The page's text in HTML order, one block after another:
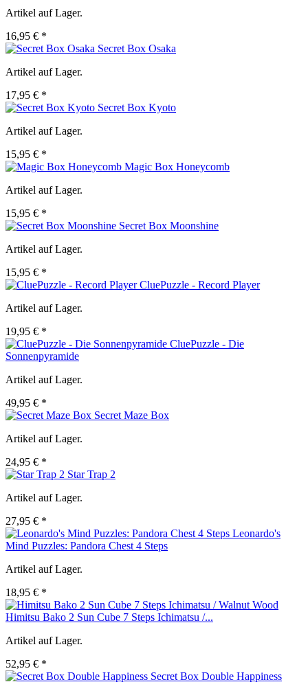
Artikel auf Lager.
16,95 € *
Secret Box Osaka
Artikel auf Lager.
17,95 € *
Secret Box Kyoto
Artikel auf Lager.
15,95 € *
Magic Box Honeycomb
Artikel auf Lager.
15,95 € *
Secret Box Moonshine
Artikel auf Lager.
15,95 € *
CluePuzzle - Record Player
Artikel auf Lager.
19,95 € *
CluePuzzle - Die
Sonnenpyramide
Artikel auf Lager.
49,95 € *
Secret Maze Box
Artikel auf Lager.
24,95 € *
Star Trap 2
Artikel auf Lager.
27,95 € *
Leonardo's
Mind Puzzles: Pandora Chest 4 Steps
Artikel auf Lager.
18,95 € *
Himitsu Bako 2 Sun Cube 7 Steps Ichimatsu /...
Artikel auf Lager.
52,95 € *
Secret Box Double Happiness